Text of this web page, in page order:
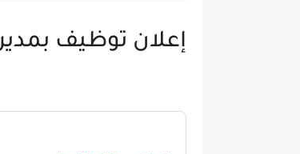
إعلان توظيف